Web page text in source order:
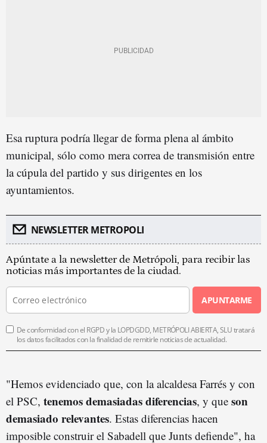
Esa ruptura podría llegar de forma plena al ámbito
municipal, sólo como mera correa de transmisión entre
la cúpula del partido y sus dirigentes en los
ayuntamientos.
NEWSLETTER METROPOLI
Apúntate a la newsletter de Metrópoli, para recibir las
noticias más importantes de la ciudad.
APUNTARME
De conformidad con el RGPD y la LOPDGDD, METRÓPOLI ABIERTA, SLU tratará
los datos facilitados con la finalidad de remitirle noticias de actualidad.
"Hemos evidenciado que, con la alcaldesa Farrés y con
el PSC, tenemos demasiadas diferencias, y que son
demasiado relevantes. Estas diferencias hacen
imposible construir el Sabadell que Junts defiende", ha